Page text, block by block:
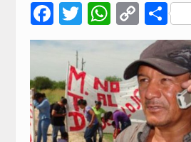
Facebook
TwitterCopy
Link